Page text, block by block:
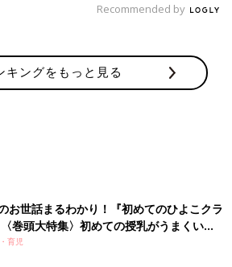
Recommended by
キングをもっと見る
お世話まるわかり！『初めてのひよこクラ
巻頭大特集〉初めての授乳がうまくい
い・ミルクの基本と夏のトラブル 解決テ
育児